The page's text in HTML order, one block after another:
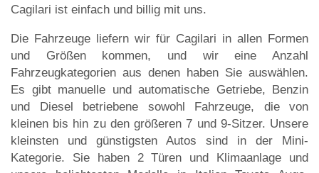
Cagilari ist einfach und billig mit uns.
Die Fahrzeuge liefern wir für Cagilari in allen Formen
und Größen kommen, und wir eine Anzahl
Fahrzeugkategorien aus denen haben Sie auswählen.
Es gibt manuelle und automatische Getriebe, Benzin
und Diesel betriebene sowohl Fahrzeuge, die von
kleinen bis hin zu den größeren 7 und 9-Sitzer. Unsere
kleinsten und günstigsten Autos sind in der Mini-
Kategorie. Sie haben 2 Türen und Klimaanlage und